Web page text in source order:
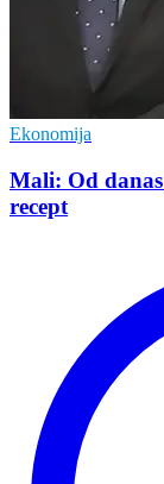
Ekonomija
Mali: Od
recept